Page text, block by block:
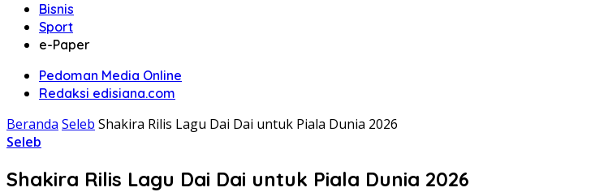
Bisnis
Sport
e-Paper
Pedoman Media Online
Redaksi edisiana.com
Beranda Seleb Shakira Rilis Lagu Dai Dai untuk Piala Dunia 2026
Seleb
Shakira Rilis Lagu Dai Dai untuk Piala Dunia 2026